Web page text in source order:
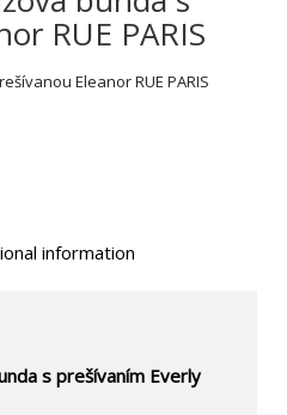
RUE PARIS
Eleanor RUE PARIS
information
s prešívaním Everly